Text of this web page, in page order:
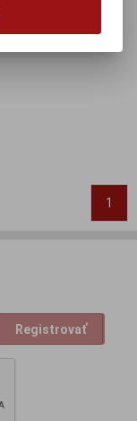
1
Registrovať